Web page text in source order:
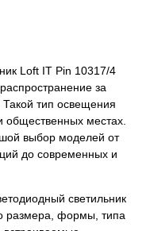
Loft IT Pin 10317/4
за
тип освещения
общественных местах.
выбор моделей от
до современных и
светильник
размера, формы, типа